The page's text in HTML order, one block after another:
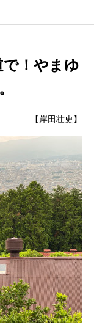
！やまゆ
【岸田壮史】